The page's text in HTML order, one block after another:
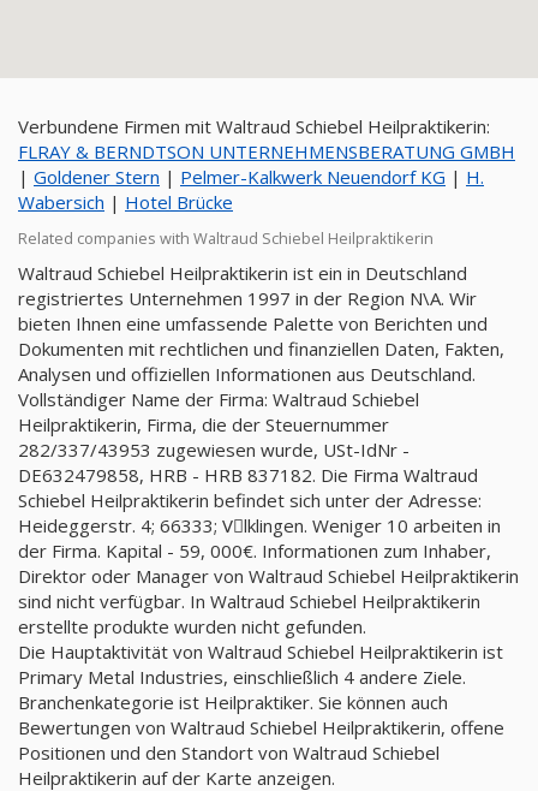
Verbundene Firmen mit Waltraud Schiebel Heilpraktikerin:
FLRAY & BERNDTSON UNTERNEHMENSBERATUNG GMBH
| Goldener Stern | Pelmer-Kalkwerk Neuendorf KG | H.
Wabersich | Hotel Brücke
Related companies with Waltraud Schiebel Heilpraktikerin
Waltraud Schiebel Heilpraktikerin ist ein in Deutschland
registriertes Unternehmen 1997 in der Region N\A. Wir
bieten Ihnen eine umfassende Palette von Berichten und
Dokumenten mit rechtlichen und finanziellen Daten, Fakten,
Analysen und offiziellen Informationen aus Deutschland.
Vollständiger Name der Firma: Waltraud Schiebel
Heilpraktikerin, Firma, die der Steuernummer
282/337/43953 zugewiesen wurde, USt-IdNr -
DE632479858, HRB - HRB 837182. Die Firma Waltraud
Schiebel Heilpraktikerin befindet sich unter der Adresse:
Heideggerstr. 4; 66333; Vِlklingen. Weniger 10 arbeiten in
der Firma. Kapital - 59, 000€. Informationen zum Inhaber,
Direktor oder Manager von Waltraud Schiebel Heilpraktikerin
sind nicht verfügbar. In Waltraud Schiebel Heilpraktikerin
erstellte produkte wurden nicht gefunden.
Die Hauptaktivität von Waltraud Schiebel Heilpraktikerin ist
Primary Metal Industries, einschließlich 4 andere Ziele.
Branchenkategorie ist Heilpraktiker. Sie können auch
Bewertungen von Waltraud Schiebel Heilpraktikerin, offene
Positionen und den Standort von Waltraud Schiebel
Heilpraktikerin auf der Karte anzeigen.